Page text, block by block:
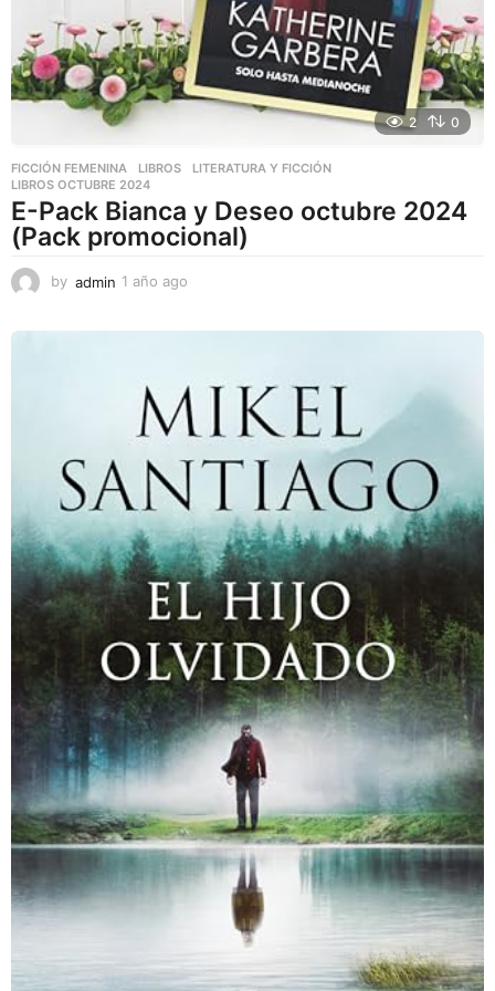
2 0
FICCIÓN FEMENINA ,LIBROS ,LITERATURA Y FICCIÓN
LIBROS OCTUBRE 2024
E-Pack Bianca y Deseo octubre 2024
(Pack promocional)
by admin 1 año ago
g
o